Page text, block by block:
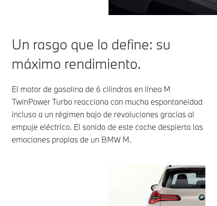
Un rasgo que lo define: su
máximo rendimiento.
El motor de gasolina de 6 cilindros en línea M
TwinPower Turbo reacciona con mucha espontaneidad
incluso a un régimen bajo de revoluciones gracias al
empuje eléctrico. El sonido de este coche despierta las
emociones propias de un BMW M.